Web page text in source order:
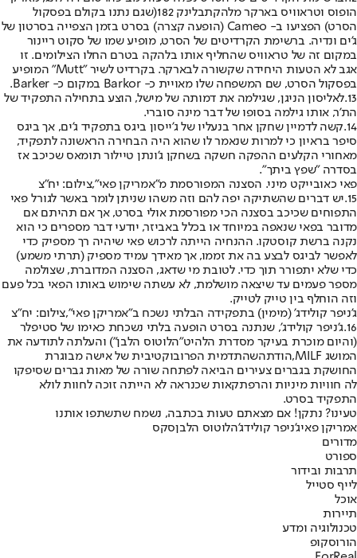
הופוס וטראוויס בארקר מלהקתבלינק 182
(שגם נתנו בקולם בפסקול
הסרט) הפציעו ב- Cameo (הופעה קצרה) בסרט בזמן הצפייה בסרטון של
ג'ים ונדיה. ברשימת הקרדיטים של הסרט, מופיע שמו של סקוט ריינור
במקום זה של טראוויס שהחליף אותו בלהקה בטרם החלו הצילומים. זו
אגב לא הטעות היחידה שקשורה לבארקר. בקרדיט לשיר "Mutt" המופיע
בפסקול הסרט, שם המשפחה שלו מאויית כ- Barkor במקום כ- Barker.
13. לאליסון הניגן, שגילמה את דמותה של מישל, הוצע בתחילה התפקיד של
הת'ר, אותו גילמה בסופו של דבר מינה סוברי.
14. קשה לדמיין שחקן אחר בנעליו של ג'ייסון ביגס בתפקיד ג'ים, אך ביגס
סיפר בראיון כי למרות שנאמר לו שהוא היה הבחירה הראשונה לתפקיד,
מאחורי הקלעים ההפקה חשקה בשחקן ג'ונתן טיילור תומאס שכיכב אז
בסדרה "שפץ ביתך".
פאי כאובייקט מיני. הסצנה המפורסמת מ"אמריקן פאי",צילום: יח"צ
15. יש דברים שהשתיקה יפה להם וזה משהו שניתן לומר באשר לגורל פאי
התפוחים שכיכב בסצנה הכי מפורסמת אולי בסרט, אך אם תהיתם אם
מדובר בפאי שנאפה במיוחד או בכלל באביזר, יודעי דבר מספרים כי הוא
נקנה ברשת קוסטקו. ההנחיה הייתה לרכוש פאי שיהיה רך מספיק כדי
לאפשר לביגס לבצע בה את זממו, אך מאידך עמיד מספיק (תרתי משמע)
כדי שלא יתפורר תוך כדי. לטובת מי שדאג, הסצנה המדוברת, שצולמה
מספר פעמים עד שיצאה מושלמת, לא עשתה שימוש באותו הפאי בכל פעם
וזה הוחלף בין טייק לטייק.
ג'ניפר קולידג' (מימין) בתפקידה הבלתי נשכח ב"אמריקן פאי",צילום: יח"צ
16. ג'ניפר קולידג', שנתנה בסרט הופעה בלתי נשכחת כאימו של סטיפלר
(והיום מוכרת בעיקר מסדרת הלהיט"הלוטוס הלבן") והעלתה לתודעה את
המושג MILF,
הודתהשהתדמית הפרובוקטיבית של אישה מבוגרת
החושקת בגברים צעירים הביאה לפתחה שורה של מאות גברים שסיפקו
לה חוויות מיניות והרפתקאות שכנראה לא הייתה זוכה לחוות לולא
התפקיד בסרט.
טעינו? נתקן! אם מצאתם טעות בכתבה, נשמח שתשתפו אותנו
אמריקן פאיג'ניפר קולידג'הלוטוס הלבןסקס
מדורים
ספורט
תרבות ובידור
לייף סטייל
אוכל
תיירות
טכנולוגיה ומדע
הורוסקופ